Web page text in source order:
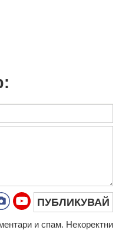
ПУБЛИКУВАЙ
и cпaм. Нeкoрeктни